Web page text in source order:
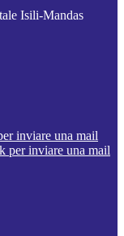
Isili-Mandas
inviare una mail
per inviare una mail